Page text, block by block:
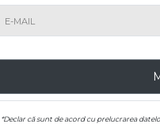
*Declar că sunt de acord cu prelucrarea